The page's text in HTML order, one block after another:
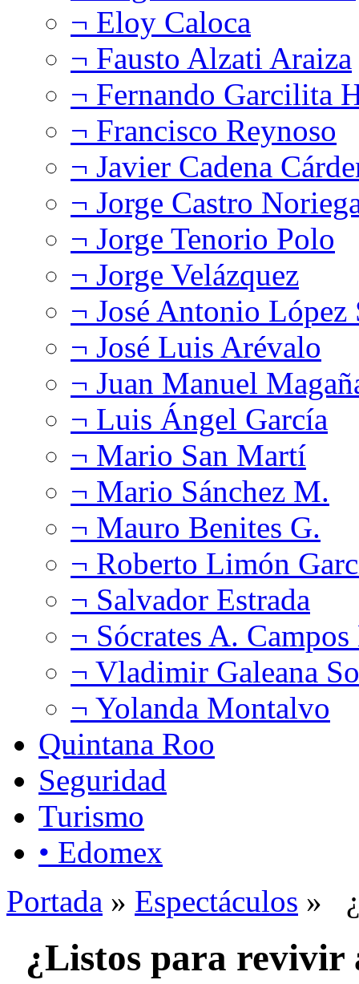
¬ Eloy Caloca
¬ Fausto Alzati Araiza
¬ Fernando Garcilita
¬ Francisco Reynoso
¬ Javier Cadena
¬ Jorge Castro
¬ Jorge Tenorio Polo
¬ Jorge Velázquez
¬ José Antonio López
¬ José Luis Arévalo
¬ Juan Manuel
¬ Luis Ángel García
¬ Mario San Martí
¬ Mario Sánchez M.
¬ Mauro Benites G.
¬ Roberto Limón
¬ Salvador Estrada
¬ Sócrates A.
¬ Vladimir Galeana
¬ Yolanda Montalvo
Quintana Roo
Seguridad
Turismo
• Edomex
Portada » Espectáculos »
¿Listos para revivir